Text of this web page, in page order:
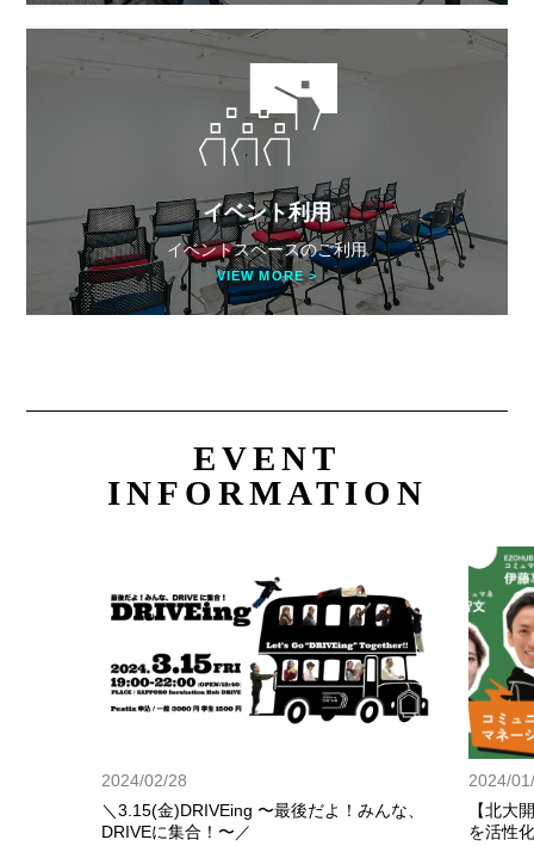
イベント利用
イベントスペースのご利用
VIEW MORE >
EVENT
INFORMATION
2024/02/28
＼3.15(金)DRIVEing 〜最後だよ！みんな、
DRIVEに集合！〜／
2024/
【北大
を活性